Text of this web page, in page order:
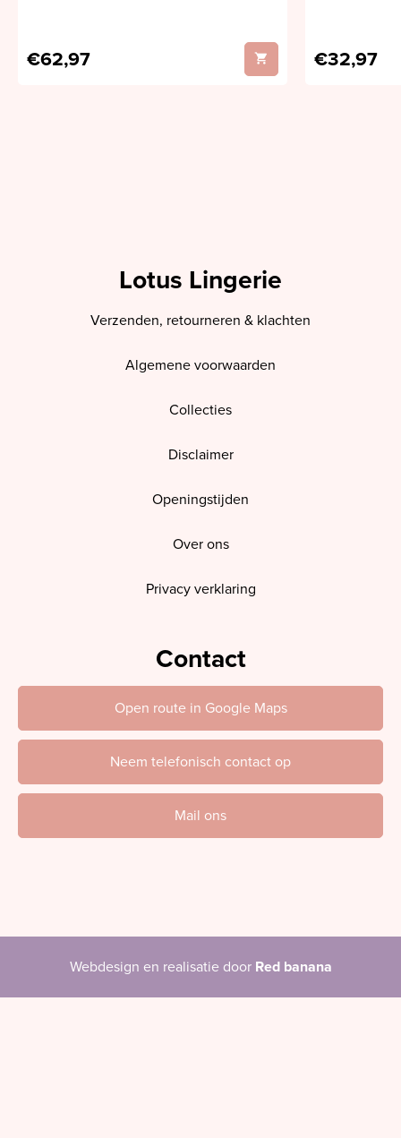
€62,97 €32,97
Lotus Lingerie
Verzenden, retourneren & klachten
Algemene voorwaarden
Collecties
Disclaimer
Openingstijden
Over ons
Privacy verklaring
Contact
Open route in Google Maps
Neem telefonisch contact op
Mail ons
Webdesign en realisatie door Red banana